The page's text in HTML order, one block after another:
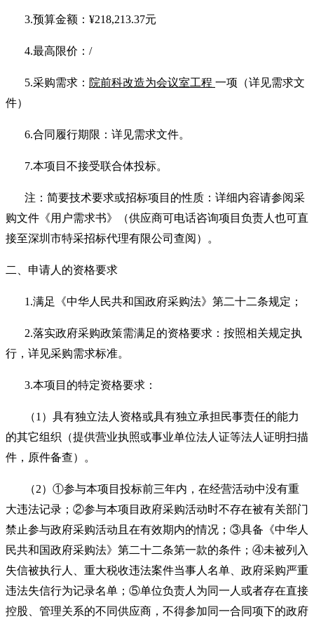
3.预算金额： ¥218,213.37元
4.最高限价： /
5.采购需求： 院前科改造为会议室工程 一项（详见需求文
件）
6.合同履行期限：详见需求文件。
7.本项目不接受联合体投标。
注：简要技术要求或招标项目的性质：详细内容请参阅采
购文件《用户需求书》（供应商可电话咨询项目负责人也可直
接至深圳市特采招标代理有限公司查阅）。
二、申请人的资格要求
1.满足《中华人民共和国政府采购法》第二十二条规定；
2.落实政府采购政策需满足的资格要求：按照相关规定执
行，详见采购需求标准。
3.本项目的特定资格要求：
（1 ）具有独立法人资格或具有独立承担民事责任的能力
的其它组织（提供营业执照或事业单位法人证等法人证明扫描
件，原件备查）。
（2）①参与本项目投标前三年内，在经营活动中没有重
大违法记录；②参与本项目政府采购活动时不存在被有关部门
禁止参与政府采购活动且在有效期内的情况；③具备《中华人
民共和国政府采购法》第二十二条第一款的条件；④未被列入
失信被执行人、重大税收违法案件当事人名单、政府采购严重
违法失信行为记录名单；⑤单位负责人为同一人或者存在直接
控股、管理关系的不同供应商，不得参加同一合同项下的政府